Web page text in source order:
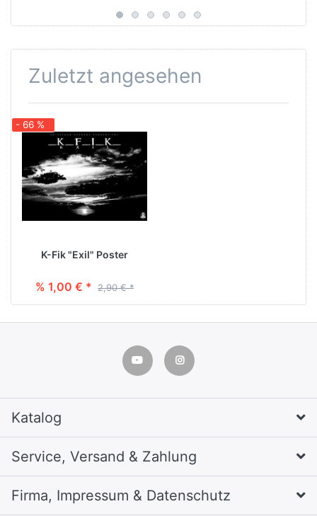
Zuletzt angesehen
- 66 %
K-Fik "Exil" Poster
% 1,00 € * 2,90 € *
Katalog
Service, Versand & Zahlung
Firma, Impressum & Datenschutz